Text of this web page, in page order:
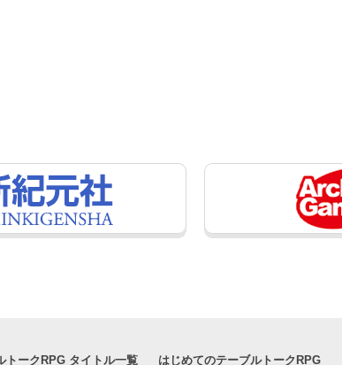
トークRPG タイトル一覧 はじめてのテーブルトークRPG